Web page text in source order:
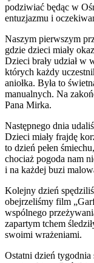
podziwiać będąc w
entuzjazmu i
Naszym pierwszym
gdzie dzieci miały
Dzieci brały udział w
których każdy
aniołka. Była to
manualnych. Na
Pana Mirka.
Następnego dnia
Dzieci miały frajdę
to dzień pełen
chociaż pogoda nam
i na każdej buzi
Kolejny dzień
obejrzeliśmy film
wspólnego
zapartym tchem
swoimi wrażeniami.
Ostatni dzień